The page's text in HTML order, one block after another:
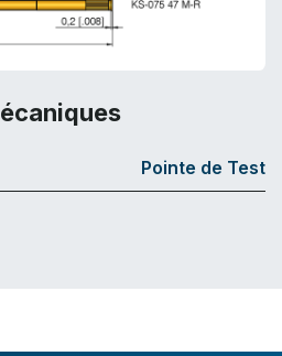
Pointe de Test